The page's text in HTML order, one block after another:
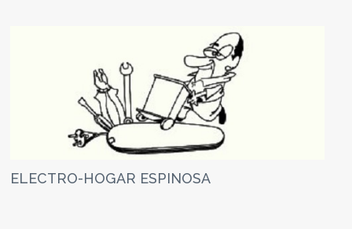
ELECTRO-HOGAR ESPINOSA